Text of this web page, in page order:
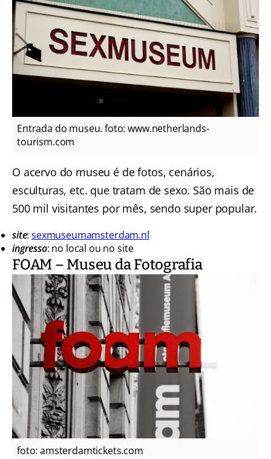
Entrada do museu. foto: www.netherlands-
tourism.com
O acervo do museu é de fotos, cenários,
esculturas, etc. que tratam de sexo. São mais de
500 mil visitantes por mês, sendo super popular.
site:sexmuseumamsterdam.nl
ingresso: no local ou no site
FOAM – Museu da Fotografia
foto: amsterdamtickets.com